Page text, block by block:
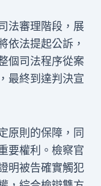
法審理階段，展
依法提起公訴，
個司法程序從案
最終到達判決宣
原則的保障，同
要權利。檢察官
明被告確實觸犯